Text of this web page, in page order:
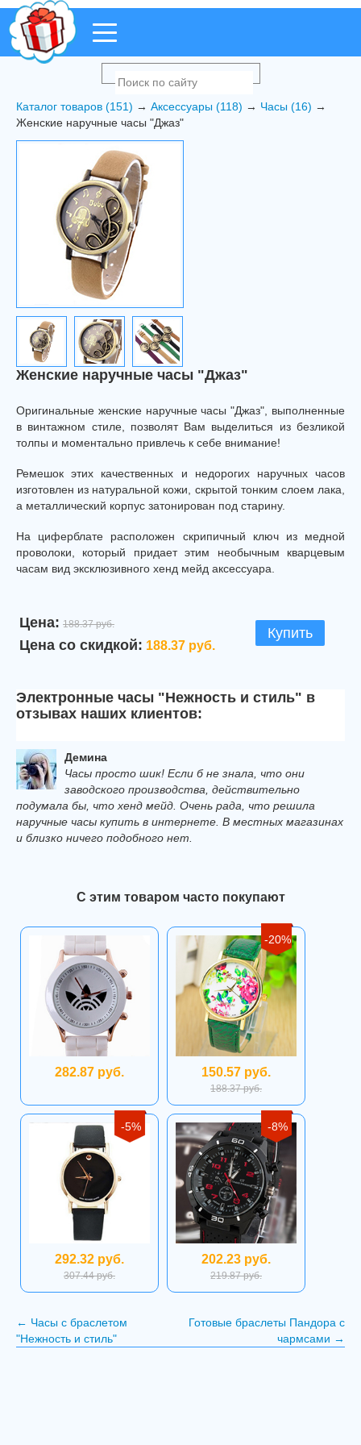
Каталог товаров (151) → Аксессуары (118) → Часы (16) →
Женские наручные часы "Джаз"
Женские наручные часы "Джаз"
Оригинальные женские наручные часы "Джаз", выполненные
в винтажном стиле, позволят Вам выделиться из безликой
толпы и моментально привлечь к себе внимание!
Ремешок этих качественных и недорогих наручных часов
изготовлен из натуральной кожи, скрытой тонким слоем лака,
а металлический корпус затонирован под старину.
На циферблате расположен скрипичный ключ из медной
проволоки, который придает этим необычным кварцевым
часам вид эксклюзивного хенд мейд аксессуара.
Цена: 188.37 руб.
Цена со скидкой: 188.37 руб.
Купить
Электронные часы "Нежность и стиль" в
отзывах наших клиентов:
Демина
Часы просто шик! Если б не знала, что они
заводского производства, действительно
подумала бы, что хенд мейд. Очень рада, что решила
наручные часы купить в интернете. В местных магазинах
и близко ничего подобного нет.
С этим товаром часто покупают
282.87 руб.
-20%
150.57 руб.
188.37 руб.
-5%
292.32 руб.
307.44 руб.
-8%
202.23 руб.
219.87 руб.
← Часы с браслетом
"Нежность и стиль"
Готовые браслеты Пандора с
чармсами →